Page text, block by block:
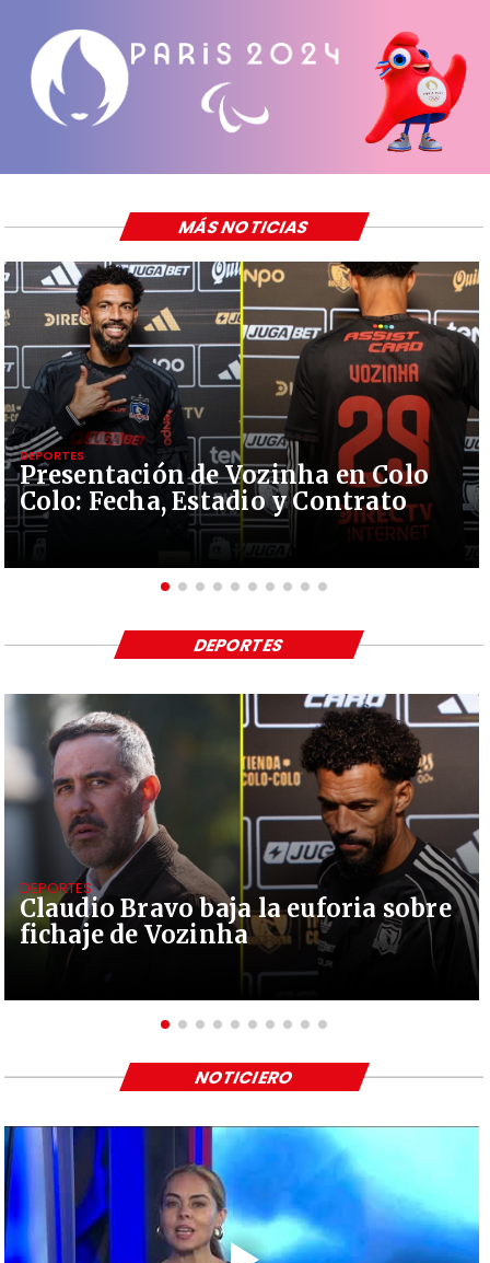
Presentación de Vozinha en Colo
Colo: Fecha, Estadio y Contrato
DEPORTES
MÁS NOTICIAS
Claudio Bravo baja la euforia sobre
fichaje de Vozinha
DEPORTES
DEPORTES
NOTICIERO